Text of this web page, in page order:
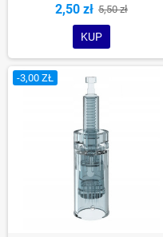
2,50 zł 5,50 zł
KUP
-3,00 ZŁ